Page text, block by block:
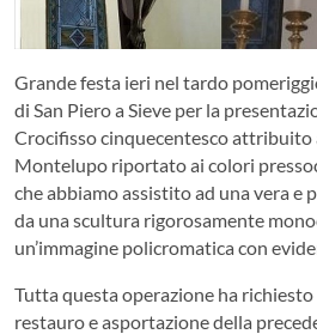
Grande festa ieri nel tardo
di San Piero a Sieve per la
Crocifisso cinquecentesco attribuito
Montelupo riportato ai colori
che abbiamo assistito ad una vera e
da una scultura rigorosamente
un’immagine policromatica con
Tutta questa operazione ha richiesto
restauro e asportazione della